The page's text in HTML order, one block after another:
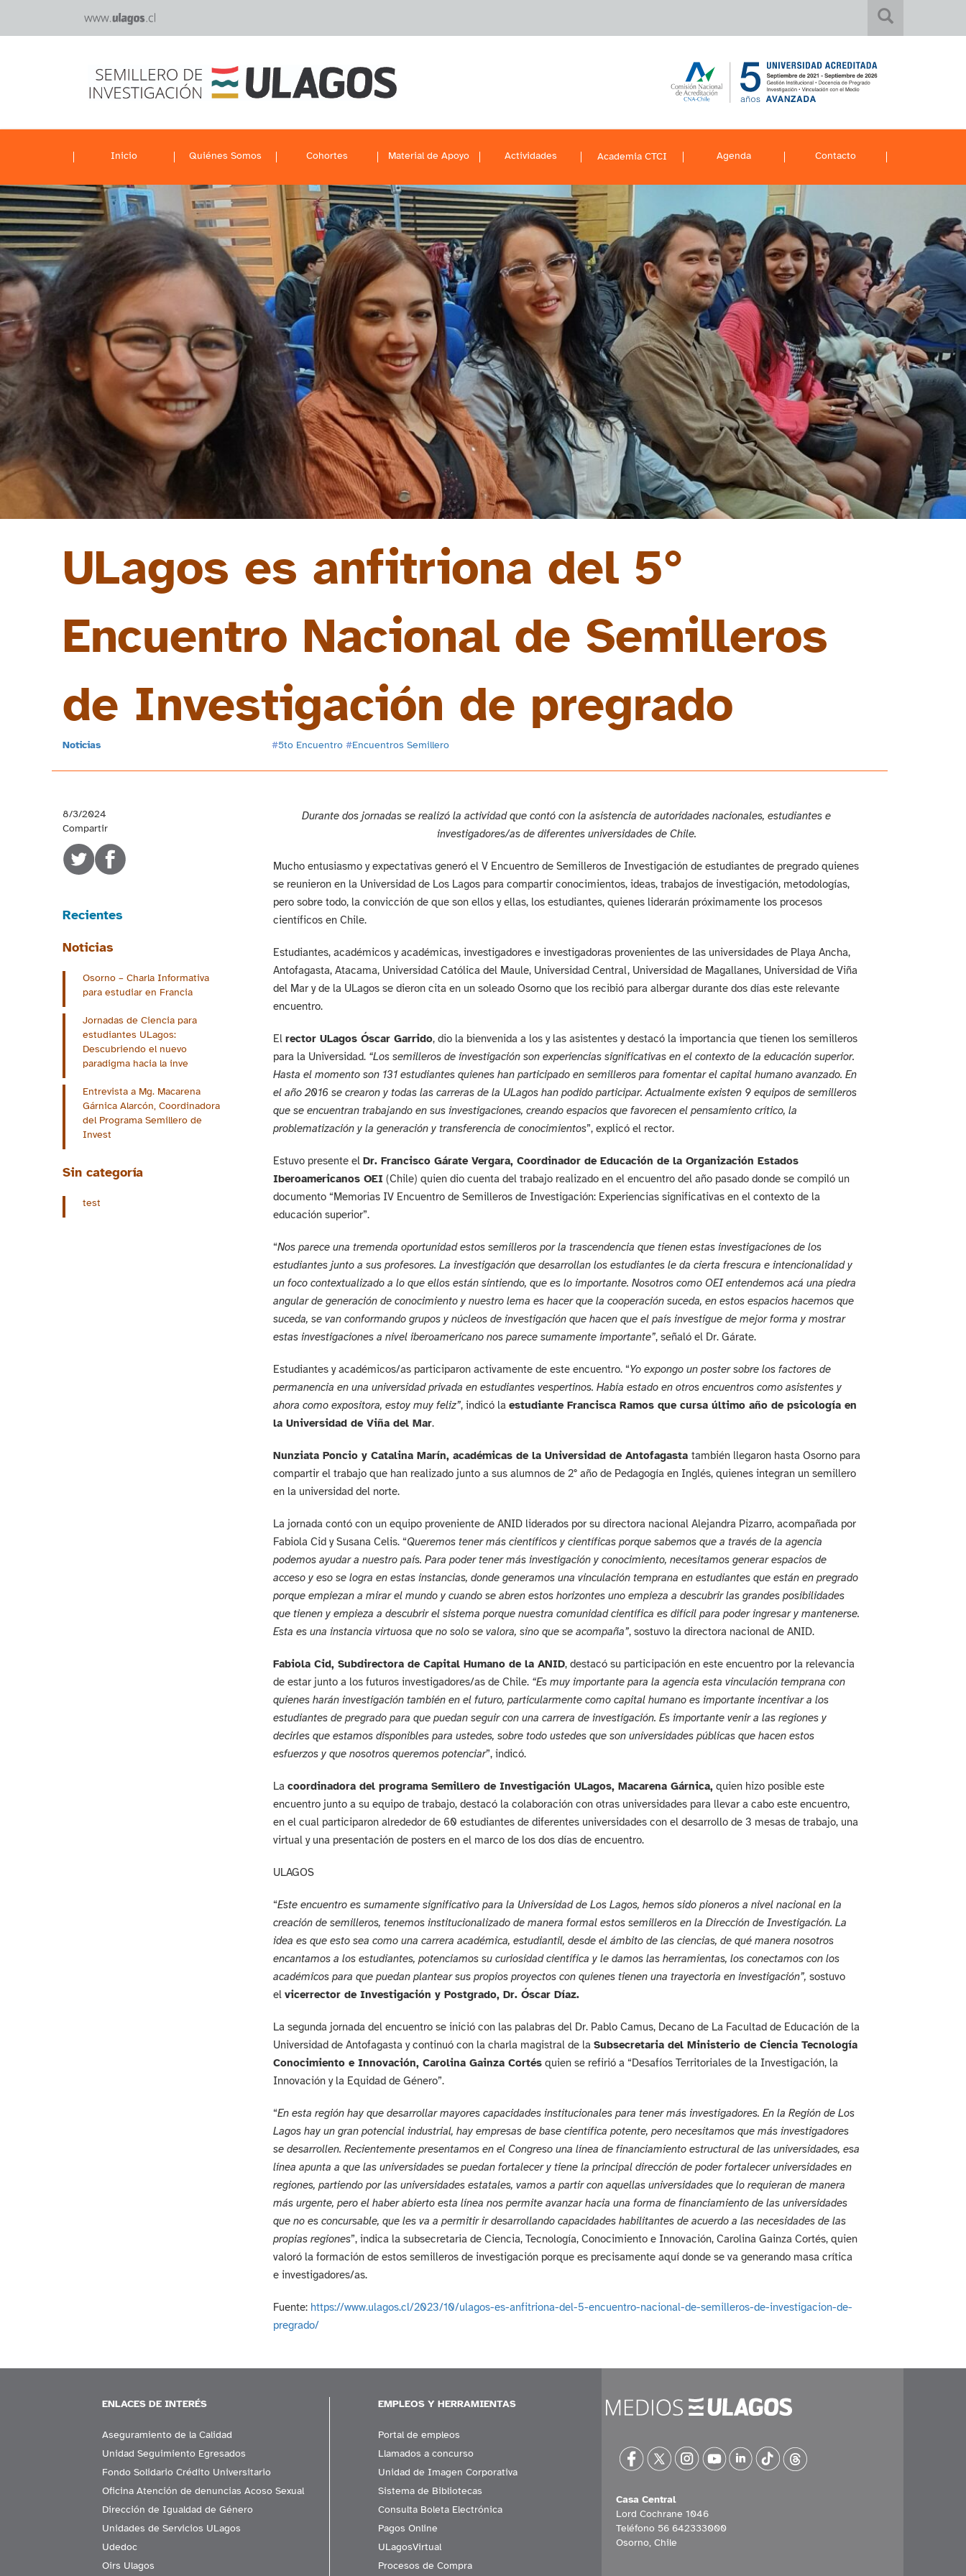
Inicio Quiénes Somos Cohortes Material de Apoyo Actividades Academia CTCI Agenda Contacto
ULagos es anfitriona del 5°
Encuentro Nacional de Semilleros
de Investigación de pregrado
Noticias #5to Encuentro#Encuentros Semillero
8/3/2024
Compartir
Recientes
Noticias
Osorno – Charla Informativa
para estudiar en Francia
Jornadas de Ciencia para
estudiantes ULagos:
Descubriendo el nuevo
paradigma hacia la inve
Entrevista a Mg. Macarena
Gárnica Alarcón, Coordinadora
del Programa Semillero de
Invest
Sin categoría
test
Durante dos jornadas se realizó la actividad que contó con la asistencia de autoridades nacionales, estudiantes e
investigadores/as de diferentes universidades de Chile.
Mucho entusiasmo y expectativas generó el V Encuentro de Semilleros de Investigación de estudiantes de pregrado quienes
se reunieron en la Universidad de Los Lagos para compartir conocimientos, ideas, trabajos de investigación, metodologías,
pero sobre todo, la convicción de que son ellos y ellas, los estudiantes, quienes liderarán próximamente los procesos
científicos en Chile.
Estudiantes, académicos y académicas, investigadores e investigadoras provenientes de las universidades de Playa Ancha,
Antofagasta, Atacama, Universidad Católica del Maule, Universidad Central, Universidad de Magallanes, Universidad de Viña
del Mar y de la ULagos se dieron cita en un soleado Osorno que los recibió para albergar durante dos días este relevante
encuentro.
El rector ULagos Óscar Garrido, dio la bienvenida a los y las asistentes y destacó la importancia que tienen los semilleros
para la Universidad. “Los semilleros de investigación son experiencias significativas en el contexto de la educación superior.
Hasta el momento son 131 estudiantes quienes han participado en semilleros para fomentar el capital humano avanzado. En
el año 2016 se crearon y todas las carreras de la ULagos han podido participar. Actualmente existen 9 equipos de semilleros
que se encuentran trabajando en sus investigaciones, creando espacios que favorecen el pensamiento crítico, la
problematización y la generación y transferencia de conocimientos”, explicó el rector.
Estuvo presente el Dr. Francisco Gárate Vergara, Coordinador de Educación de la Organización Estados
Iberoamericanos OEI (Chile) quien dio cuenta del trabajo realizado en el encuentro del año pasado donde se compiló un
documento “Memorias IV Encuentro de Semilleros de Investigación: Experiencias significativas en el contexto de la
educación superior”.
“Nos parece una tremenda oportunidad estos semilleros por la trascendencia que tienen estas investigaciones de los
estudiantes junto a sus profesores. La investigación que desarrollan los estudiantes le da cierta frescura e intencionalidad y
un foco contextualizado a lo que ellos están sintiendo, que es lo importante. Nosotros como OEI entendemos acá una piedra
angular de generación de conocimiento y nuestro lema es hacer que la cooperación suceda, en estos espacios hacemos que
suceda, se van conformando grupos y núcleos de investigación que hacen que el país investigue de mejor forma y mostrar
estas investigaciones a nivel iberoamericano nos parece sumamente importante”, señaló el Dr. Gárate.
Estudiantes y académicos/as participaron activamente de este encuentro. “Yo expongo un poster sobre los factores de
permanencia en una universidad privada en estudiantes vespertinos. Había estado en otros encuentros como asistentes y
ahora como expositora, estoy muy feliz”, indicó la estudiante Francisca Ramos que cursa último año de psicología en
la Universidad de Viña del Mar.
Nunziata Poncio y Catalina Marín, académicas de la Universidad de Antofagasta también llegaron hasta Osorno para
compartir el trabajo que han realizado junto a sus alumnos de 2° año de Pedagogía en Inglés, quienes integran un semillero
en la universidad del norte.
La jornada contó con un equipo proveniente de ANID liderados por su directora nacional Alejandra Pizarro, acompañada por
Fabiola Cid y Susana Celis. “Queremos tener más científicos y científicas porque sabemos que a través de la agencia
podemos ayudar a nuestro país. Para poder tener más investigación y conocimiento, necesitamos generar espacios de
acceso y eso se logra en estas instancias, donde generamos una vinculación temprana en estudiantes que están en pregrado
porque empiezan a mirar el mundo y cuando se abren estos horizontes uno empieza a descubrir las grandes posibilidades
que tienen y empieza a descubrir el sistema porque nuestra comunidad científica es difícil para poder ingresar y mantenerse.
Esta es una instancia virtuosa que no solo se valora, sino que se acompaña”, sostuvo la directora nacional de ANID.
Fabiola Cid, Subdirectora de Capital Humano de la ANID, destacó su participación en este encuentro por la relevancia
de estar junto a los futuros investigadores/as de Chile. “Es muy importante para la agencia esta vinculación temprana con
quienes harán investigación también en el futuro, particularmente como capital humano es importante incentivar a los
estudiantes de pregrado para que puedan seguir con una carrera de investigación. Es importante venir a las regiones y
decirles que estamos disponibles para ustedes, sobre todo ustedes que son universidades públicas que hacen estos
esfuerzos y que nosotros queremos potenciar”, indicó.
La coordinadora del programa Semillero de Investigación ULagos, Macarena Gárnica,quien hizo posible este
encuentro junto a su equipo de trabajo, destacó la colaboración con otras universidades para llevar a cabo este encuentro,
en el cual participaron alrededor de 60 estudiantes de diferentes universidades con el desarrollo de 3 mesas de trabajo, una
virtual y una presentación de posters en el marco de los dos días de encuentro.
ULAGOS
“Este encuentro es sumamente significativo para la Universidad de Los Lagos, hemos sido pioneros a nivel nacional en la
creación de semilleros, tenemos institucionalizado de manera formal estos semilleros en la Dirección de Investigación. La
idea es que esto sea como una carrera académica, estudiantil, desde el ámbito de las ciencias, de qué manera nosotros
encantamos a los estudiantes, potenciamos su curiosidad científica y le damos las herramientas, los conectamos con los
académicos para que puedan plantear sus propios proyectos con quienes tienen una trayectoria en investigación”, sostuvo
el vicerrector de Investigación y Postgrado, Dr. Óscar Díaz.
La segunda jornada del encuentro se inició con las palabras del Dr. Pablo Camus, Decano de La Facultad de Educación de la
Universidad de Antofagasta y continuó con la charla magistral de la Subsecretaria del Ministerio de Ciencia Tecnología
Conocimiento e Innovación, Carolina Gainza Cortésquien se refirió a “Desafíos Territoriales de la Investigación, la
Innovación y la Equidad de Género”.
“En esta región hay que desarrollar mayores capacidades institucionales para tener más investigadores. En la Región de Los
Lagos hay un gran potencial industrial, hay empresas de base científica potente, pero necesitamos que más investigadores
se desarrollen. Recientemente presentamos en el Congreso una línea de financiamiento estructural de las universidades, esa
línea apunta a que las universidades se puedan fortalecer y tiene la principal dirección de poder fortalecer universidades en
regiones, partiendo por las universidades estatales, vamos a partir con aquellas universidades que lo requieran de manera
más urgente, pero el haber abierto esta línea nos permite avanzar hacia una forma de financiamiento de las universidades
que no es concursable, que les va a permitir ir desarrollando capacidades habilitantes de acuerdo a las necesidades de las
propias regiones”, indica la subsecretaria de Ciencia, Tecnología, Conocimiento e Innovación, Carolina Gainza Cortés, quien
valoró la formación de estos semilleros de investigación porque es precisamente aquí donde se va generando masa crítica
e investigadores/as.
Fuente: https://www.ulagos.cl/2023/10/ulagos-es-anfitriona-del-5-encuentro-nacional-de-semilleros-de-investigacion-de-
pregrado/
ENLACES DE INTERÉS
Aseguramiento de la Calidad
Unidad Seguimiento Egresados
Fondo Solidario Crédito Universitario
Oficina Atención de denuncias Acoso Sexual
Dirección de Igualdad de Género
Unidades de Servicios ULagos
Udedoc
Oirs Ulagos
EMPLEOS Y HERRAMIENTAS
Portal de empleos
Llamados a concurso
Unidad de Imagen Corporativa
Sistema de Bibliotecas
Consulta Boleta Electrónica
Pagos Online
ULagosVirtual
Procesos de Compra
Casa Central
Lord Cochrane 1046
Teléfono 56 642333000
Osorno, Chile